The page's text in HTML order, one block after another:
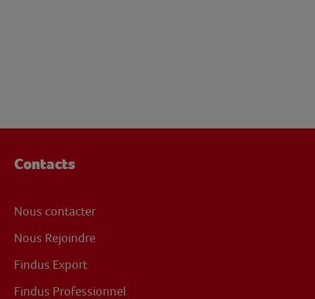
Contacts
Nous contacter
Nous Rejoindre
Findus Export
Findus Professionnel